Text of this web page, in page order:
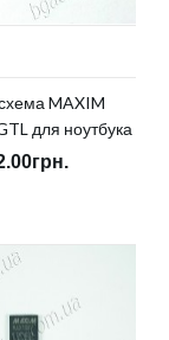
MAXIM
для ноутбука